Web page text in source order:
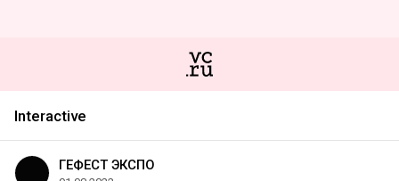
Interactive
ГЕФЕСТ ЭКСПО